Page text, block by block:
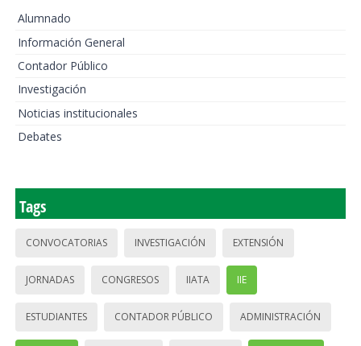
Alumnado
Información General
Contador Público
Investigación
Noticias institucionales
Debates
Tags
CONVOCATORIAS INVESTIGACIÓN EXTENSIÓN
JORNADAS CONGRESOS IIATA IIE
ESTUDIANTES CONTADOR PÚBLICO ADMINISTRACIÓN